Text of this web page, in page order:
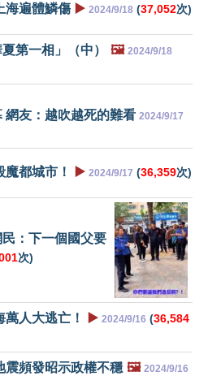
海遍體鱗傷 ▶️ 2024/9/18 (37,052次)
第一相」（中） 🖼️ 2024/9/18
網友：越吹越死的難看 2024/9/17
都城市！ ▶️ 2024/9/17 (36,359次)
：下一個國父要
次)
人大逃亡！ ▶️ 2024/9/16 (36,584
震頻發昭示政權不穩 🖼️ 2024/9/16